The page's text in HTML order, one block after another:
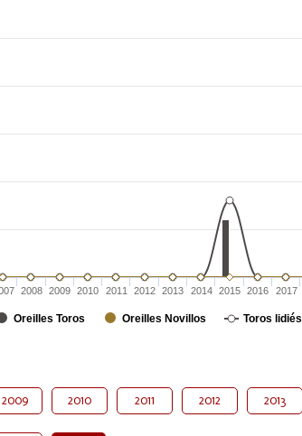
Oreilles Toros Oreilles Novillos Toros lidiés
2008 2009 2010 2011 2012 2013 2014 2015 2016 2017
2009 2010 2011 2012 2013